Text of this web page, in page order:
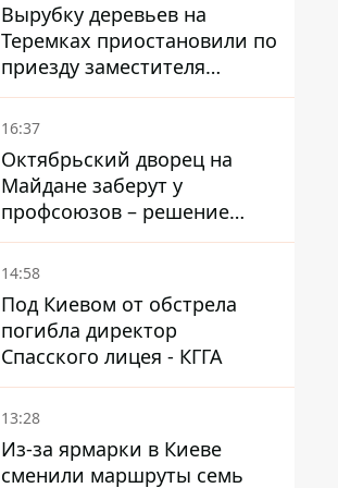
Вырубку деревьев на
Теремках приостановили по
приезду заместителя
Кличко - начался диалог
16:37
Октябрьский дворец на
Майдане заберут у
профсоюзов – решение
Хозяйственного суда
14:58
Под Киевом от обстрела
погибла директор
Спасского лицея - КГГА
13:28
Из-за ярмарки в Киеве
сменили маршруты семь